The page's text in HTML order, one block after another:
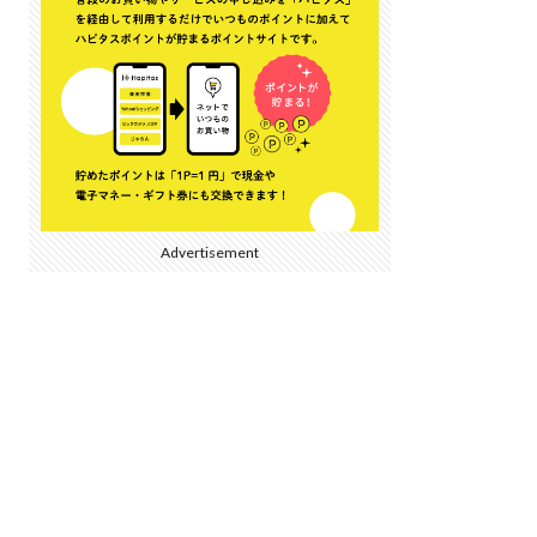
Advertisement